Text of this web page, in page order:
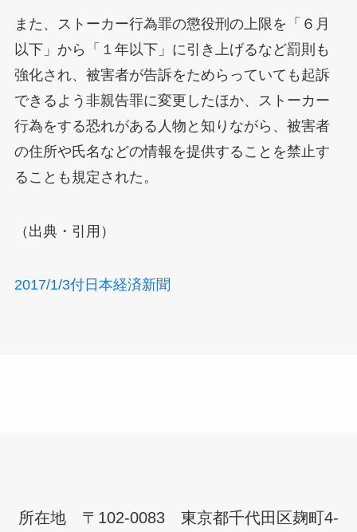
また、ストーカー行為罪の懲役刑の上限を「６月
以下」から「１年以下」に引き上げるなど罰則も
強化され、被害者が告訴をためらっていても起訴
できるよう非親告罪に変更したほか、ストーカー
行為をする恐れがある人物と知りながら、被害者
の住所や氏名などの情報を提供することを禁止す
ることも規定された。
（出典・引用）
2017/1/3付日本経済新聞
所在地 〒102-0083 東京都千代田区麹町4-